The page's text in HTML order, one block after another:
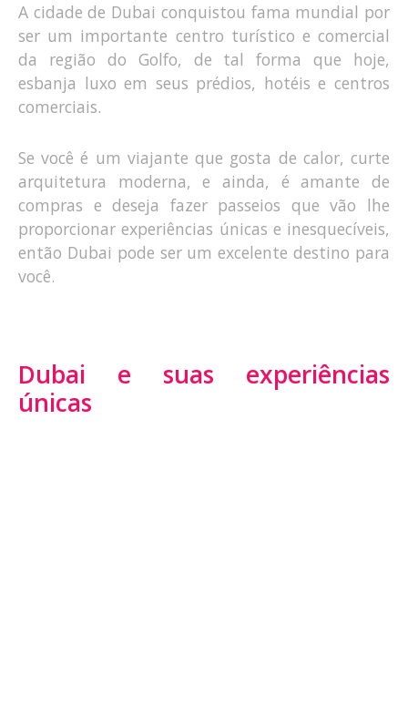
A cidade de Dubai conquistou fama mundial por
ser um importante centro turístico e comercial
da região do Golfo, de tal forma que hoje,
esbanja luxo em seus prédios, hotéis e centros
comerciais.
Se você é um viajante que gosta de calor, curte
arquitetura moderna, e ainda, é amante de
compras e deseja fazer passeios que vão lhe
proporcionar experiências únicas e inesquecíveis,
então Dubai pode ser um excelente destino para
você.
Dubai e suas experiências
únicas